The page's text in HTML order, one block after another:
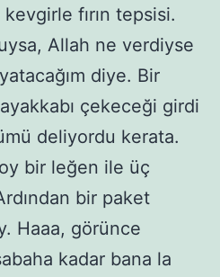
fırın tepsisi.
Allah ne verdiyse
diye. Bir
çekeceği girdi
deliyordu kerata.
bir leğen ile üç
bir paket
Haaa, görünce
kadar bana la